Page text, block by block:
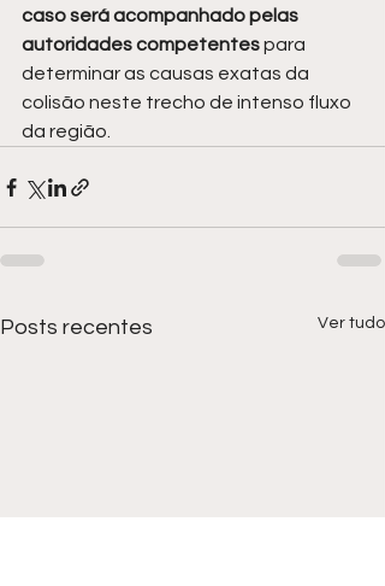
caso será acompanhado pelas
autoridades competentes para
determinar as causas exatas da
colisão neste trecho de intenso fluxo
da região.
Posts recentes Ver tudo